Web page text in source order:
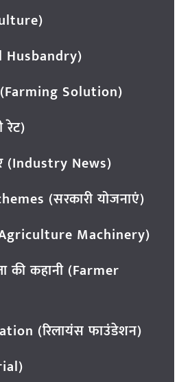
Husbandry)
Solution)
रेट)
(Industry News)
(सरकारी योजनाएं)
Machinery)
की कहानी (Farmer
(रिलायंस फाउंडेशन)